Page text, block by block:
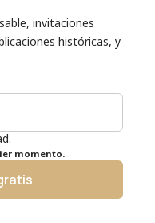
invitaciones
históricas, y
momento.